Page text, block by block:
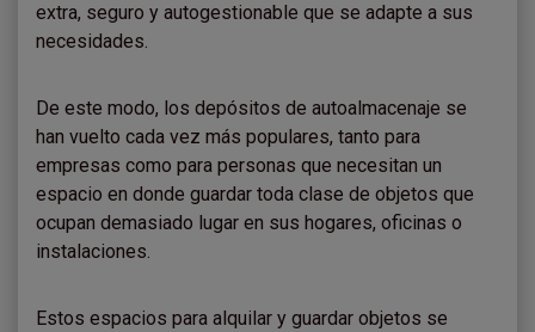
extra, seguro y autogestionable que se adapte a sus
necesidades.
De este modo, los depósitos de autoalmacenaje se
han vuelto cada vez más populares, tanto para
empresas como para personas que necesitan un
espacio en donde guardar toda clase de objetos que
ocupan demasiado lugar en sus hogares, oficinas o
instalaciones.
Estos espacios para alquilar y guardar objetos se